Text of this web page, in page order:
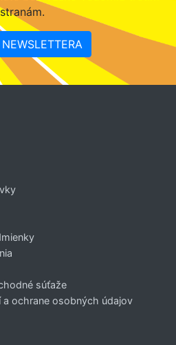
stranám.
súťaže
ochrane osobných údajov